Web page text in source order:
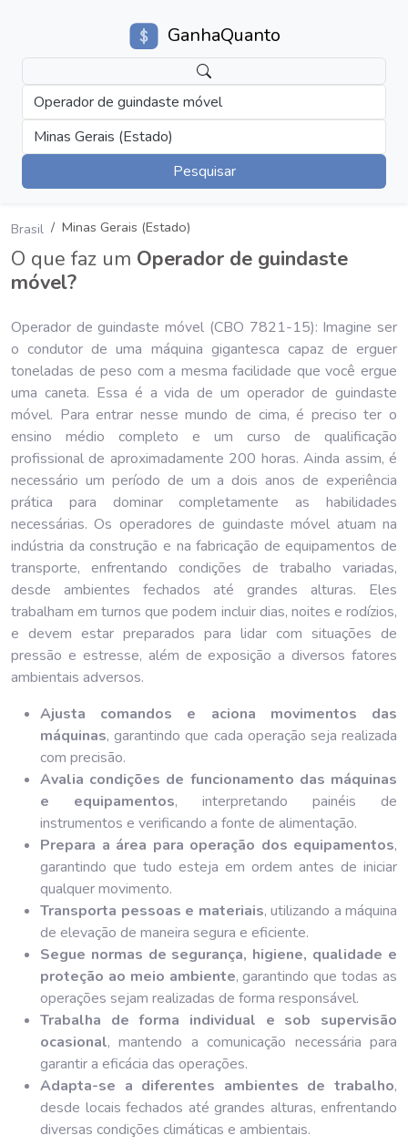
GanhaQuanto
Operador de guindaste móvel
Minas Gerais (Estado)
Pesquisar
Brasil Minas Gerais (Estado)
O que faz um Operador de guindaste
móvel?
Operador de guindaste móvel (CBO 7821-15): Imagine ser
o condutor de uma máquina gigantesca capaz de erguer
toneladas de peso com a mesma facilidade que você ergue
uma caneta. Essa é a vida de um operador de guindaste
móvel. Para entrar nesse mundo de cima, é preciso ter o
ensino médio completo e um curso de qualificação
profissional de aproximadamente 200 horas. Ainda assim, é
necessário um período de um a dois anos de experiência
prática para dominar completamente as habilidades
necessárias. Os operadores de guindaste móvel atuam na
indústria da construção e na fabricação de equipamentos de
transporte, enfrentando condições de trabalho variadas,
desde ambientes fechados até grandes alturas. Eles
trabalham em turnos que podem incluir dias, noites e rodízios,
e devem estar preparados para lidar com situações de
pressão e estresse, além de exposição a diversos fatores
ambientais adversos.
Ajusta comandos e aciona movimentos das
máquinas, garantindo que cada operação seja realizada
com precisão.
Avalia condições de funcionamento das máquinas
e equipamentos, interpretando painéis de
instrumentos e verificando a fonte de alimentação.
Prepara a área para operação dos equipamentos,
garantindo que tudo esteja em ordem antes de iniciar
qualquer movimento.
Transporta pessoas e materiais, utilizando a máquina
de elevação de maneira segura e eficiente.
Segue normas de segurança, higiene, qualidade e
proteção ao meio ambiente, garantindo que todas as
operações sejam realizadas de forma responsável.
Trabalha de forma individual e sob supervisão
ocasional, mantendo a comunicação necessária para
garantir a eficácia das operações.
Adapta-se a diferentes ambientes de trabalho,
desde locais fechados até grandes alturas, enfrentando
diversas condições climáticas e ambientais.